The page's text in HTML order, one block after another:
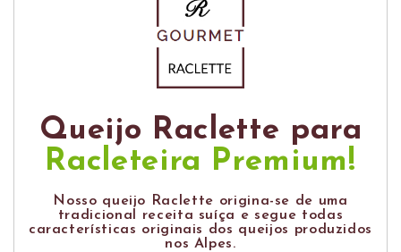
Queijo Raclette para
Racleteira Premium!
Nosso queijo Raclette origina-se de uma
tradicional receita suíça e segue todas
características originais dos queijos produzidos
nos Alpes.